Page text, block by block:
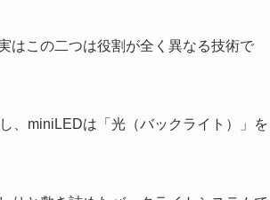
はこの二つは役割が全く異なる技術で
、miniLEDは「光（バックライト）」を